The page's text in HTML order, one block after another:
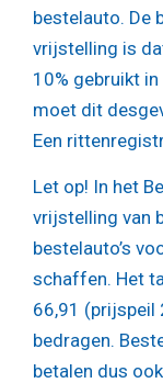
bestelauto. De
vrijstelling is
10% gebruikt
moet dit
Een
Let op! In het
vrijstelling van
bestelauto’s
schaffen. Het
66,91 (prijspeil
bedragen.
betalen dus